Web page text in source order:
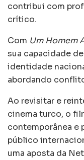
contribui com
crítico.
Com Um Homem
sua capacidade
identidade
abordando
Ao revisitar e
cinema turco, o
contemporânea e
público
uma aposta da